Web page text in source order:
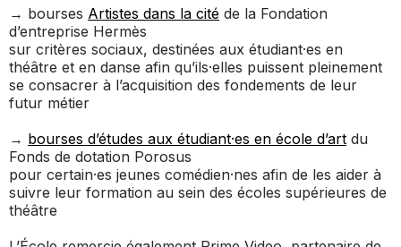
→ bourses Artistes dans la cité de la Fondation
d’entreprise Hermès
sur critères sociaux, destinées aux étudiant·es en
théâtre et en danse afin qu’ils·elles puissent pleinement
se consacrer à l’acquisition des fondements de leur
futur métier
→ bourses d’études aux étudiant·es en école d’art du
Fonds de dotation Porosus
pour certain·es jeunes comédien·nes afin de les aider à
suivre leur formation au sein des écoles supérieures de
théâtre